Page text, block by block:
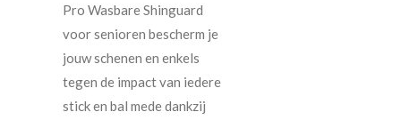
Pro Wasbare Shinguard
voor senioren bescherm je
jouw schenen en enkels
tegen de impact van iedere
stick en bal mede dankzij